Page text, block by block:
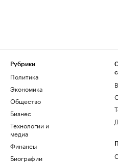
Рубрики
Политика
Экономика
Общество
Бизнес
Технологии и
медиа
Финансы
Биографии